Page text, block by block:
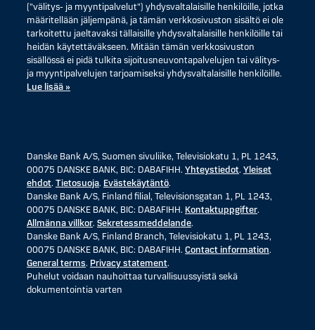
("välitys- ja myyntipalvelut") yhdysvaltalaisille henkilöille, jotka
määritellään jäljempänä, ja tämän verkkosivuston sisältö ei ole
tarkoitettu jaeltavaksi tällaisille yhdysvaltalaisille henkilöille tai
heidän käytettäväkseen. Mitään tämän verkkosivuston
sisällössä ei pidä tulkita sijoitusneuvontapalvelujen tai välitys-
ja myyntipalvelujen tarjoamiseksi yhdysvaltalaisille henkilöille.
Lue lisää »
Danske Bank A/S, Suomen sivuliike, Televisiokatu 1, PL 1243,
00075 DANSKE BANK, BIC: DABAFIHH. Yhteystiedot. Yleiset
ehdot. Tietosuoja. Evästekäytäntö.
Danske Bank A/S, Finland filial, Televisionsgatan 1, PL 1243,
00075 DANSKE BANK, BIC: DABAFIHH. Kontaktuppgifter.
Allmänna villkor. Sekretessmeddelande.
Danske Bank A/S, Finland Branch, Televisiokatu 1, PL 1243,
00075 DANSKE BANK, BIC: DABAFIHH. Contact information.
General terms. Privacy statement.
Puhelut voidaan nauhoittaa turvallisuussyistä sekä
dokumentointia varten